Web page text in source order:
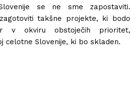
se ne sme zapostaviti.
takšne projekte, ki bodo
v okviru obstoječih prioritet,
celotne Slovenije, ki bo skladen.